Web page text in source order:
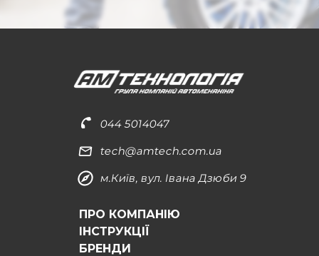
044 5014047
tech@amtech.com.ua
м.Київ, вул. Івана Дзюби 9
ПРО КОМПАНІЮ
ІНСТРУКЦІЇ
БРЕНДИ